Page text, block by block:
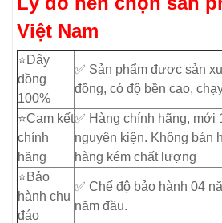
Việt Nam
⭐️Dây
đồng
100%
✅ Sản phẩm được sản
đồng, có độ bền cao,
⭐️Cam kết
chính
hãng
✅ Hàng chính hãng, mới
nguyên kiện. Không bán
hàng kém chất lượng
⭐️Bảo
hành chu
đáo
✅ Chế độ bảo hành 04
năm đầu.